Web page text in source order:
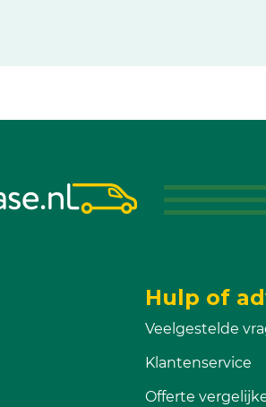
Hulp of
Veelgestelde
Klantenservice
Offerte